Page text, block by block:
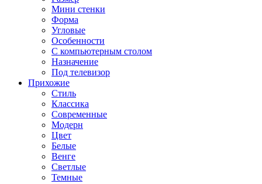
Мини стенки
Форма
Угловые
Особенности
С компьютерным столом
Назначение
Под телевизор
Прихожие
Стиль
Классика
Современные
Модерн
Цвет
Белые
Венге
Светлые
Темные